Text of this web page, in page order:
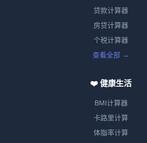
贷款计算器
房贷计算器
个税计算器
查看全部 →
❤️ 健康生活
BMI计算器
卡路里计算
体脂率计算